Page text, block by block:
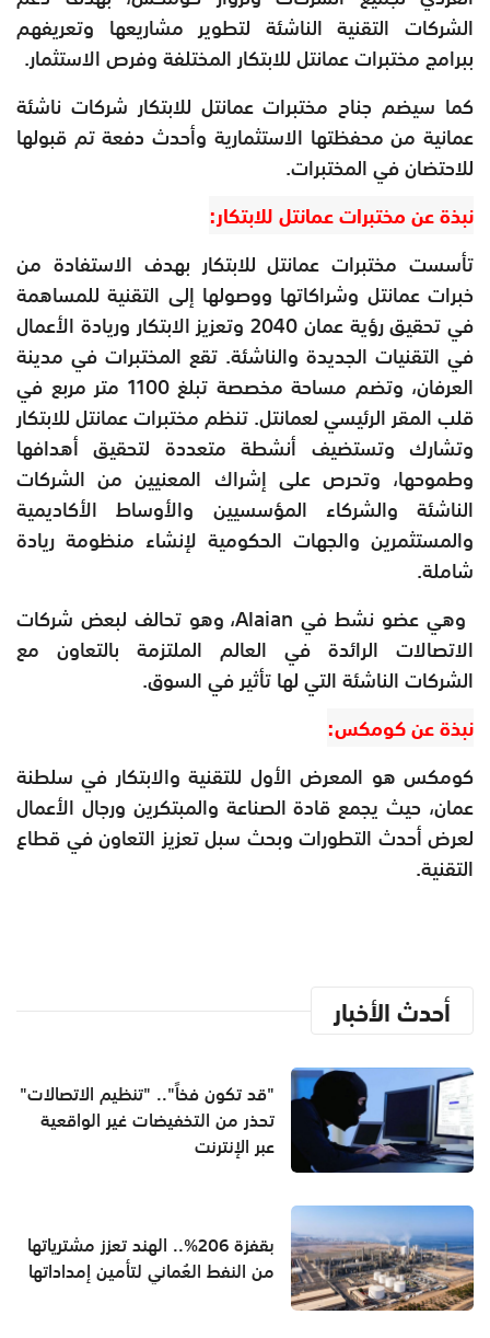
الشركات التقنية الناشئة لتطوير مشاريعها وتعريفهم
ببرامج مختبرات عمانتل للابتكار المختلفة وفرص الاستثمار.
كما سيضم جناح مختبرات عمانتل للابتكار شركات ناشئة
عمانية من محفظتها الاستثمارية وأحدث دفعة تم قبولها
للاحتضان في المختبرات.
نبذة عن مختبرات عمانتل للابتكار:
تأسست مختبرات عمانتل للابتكار بهدف الاستفادة من
خبرات عمانتل وشراكاتها ووصولها إلى التقنية للمساهمة
في تحقيق رؤية عمان 2040 وتعزيز الابتكار وريادة الأعمال
في التقنيات الجديدة والناشئة. تقع المختبرات في مدينة
العرفان، وتضم مساحة مخصصة تبلغ 1100 متر مربع في
قلب المقر الرئيسي لعمانتل. تنظم مختبرات عمانتل للابتكار
وتشارك وتستضيف أنشطة متعددة لتحقيق أهدافها
وطموحها، وتحرص على إشراك المعنيين من الشركات
الناشئة والشركاء المؤسسيين والأوساط الأكاديمية
والمستثمرين والجهات الحكومية لإنشاء منظومة ريادة
شاملة.
وهي عضو نشط في Alaian، وهو تحالف لبعض شركات
الاتصالات الرائدة في العالم الملتزمة بالتعاون مع
الشركات الناشئة التي لها تأثير في السوق.
نبذة عن كومكس:
كومكس هو المعرض الأول للتقنية والابتكار في سلطنة
عمان، حيث يجمع قادة الصناعة والمبتكرين ورجال الأعمال
لعرض أحدث التطورات وبحث سبل تعزيز التعاون في قطاع
التقنية.
أحدث الأخبار
"قد تكون فخاً".. "تنظيم الاتصالات"
تحذر من التخفيضات غير الواقعية
عبر الإنترنت
بقفزة 206%.. الهند تعزز مشترياتها
من النفط العُماني لتأمين إمداداتها